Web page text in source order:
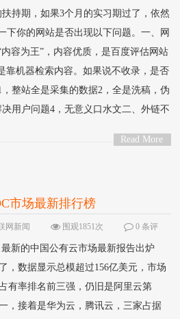
持期，如果3个月的实习期过了，依然
下你的网站是否出现以下问题。一、网
容为王”，内容优质，是百度评估网站
靠机器检索内容。如果说不收录，是否
整站全是采集的数据2，全是洗稿，伪
用户问题4，无意义口水文二、外链不
Read More
市场最新排行榜
网新闻 围观1851次
0 条评
最新的中国公有云市场最新报告出炉
了，数据显示总模超过156亿美元，市场
有率排名前三强，仍旧是阿里云第
，接着是华为云，腾讯云，三家占据